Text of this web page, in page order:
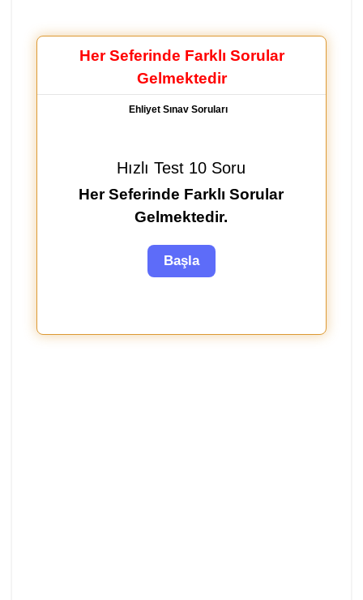
Her Seferinde Farklı Sorular
Gelmektedir
Ehliyet Sınav Soruları
Hızlı Test 10 Soru
Her Seferinde Farklı Sorular
Gelmektedir.